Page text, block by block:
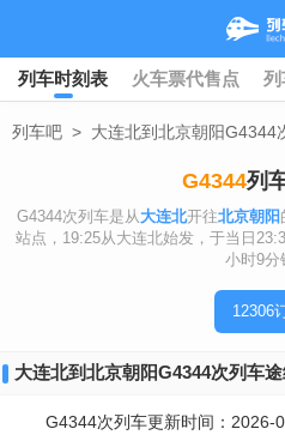
列车时刻表 火车票代售点 列
列车吧 > 大连北到北京朝阳G4344
G4344列
G4344次列车是从大连北开往北京朝阳
站点，19:25从大连北始发，于当日
小时9分
12306
大连北到北京朝阳G4344次列车
G4344次列车更新时间：2026-